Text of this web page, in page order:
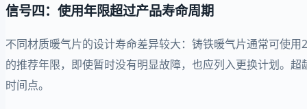
信号四：使用年限超过产品寿命周期
不同材质暖气片的设计寿命差异较大：铸铁暖气片通常可使
的推荐年限，即使暂时没有明显故障，也应列入更换计划。
时间点。